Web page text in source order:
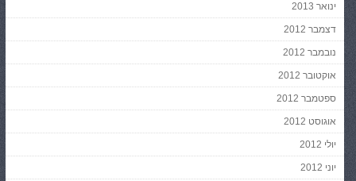
ינואר 2013
דצמבר 2012
נובמבר 2012
אוקטובר 2012
ספטמבר 2012
אוגוסט 2012
יולי 2012
יוני 2012